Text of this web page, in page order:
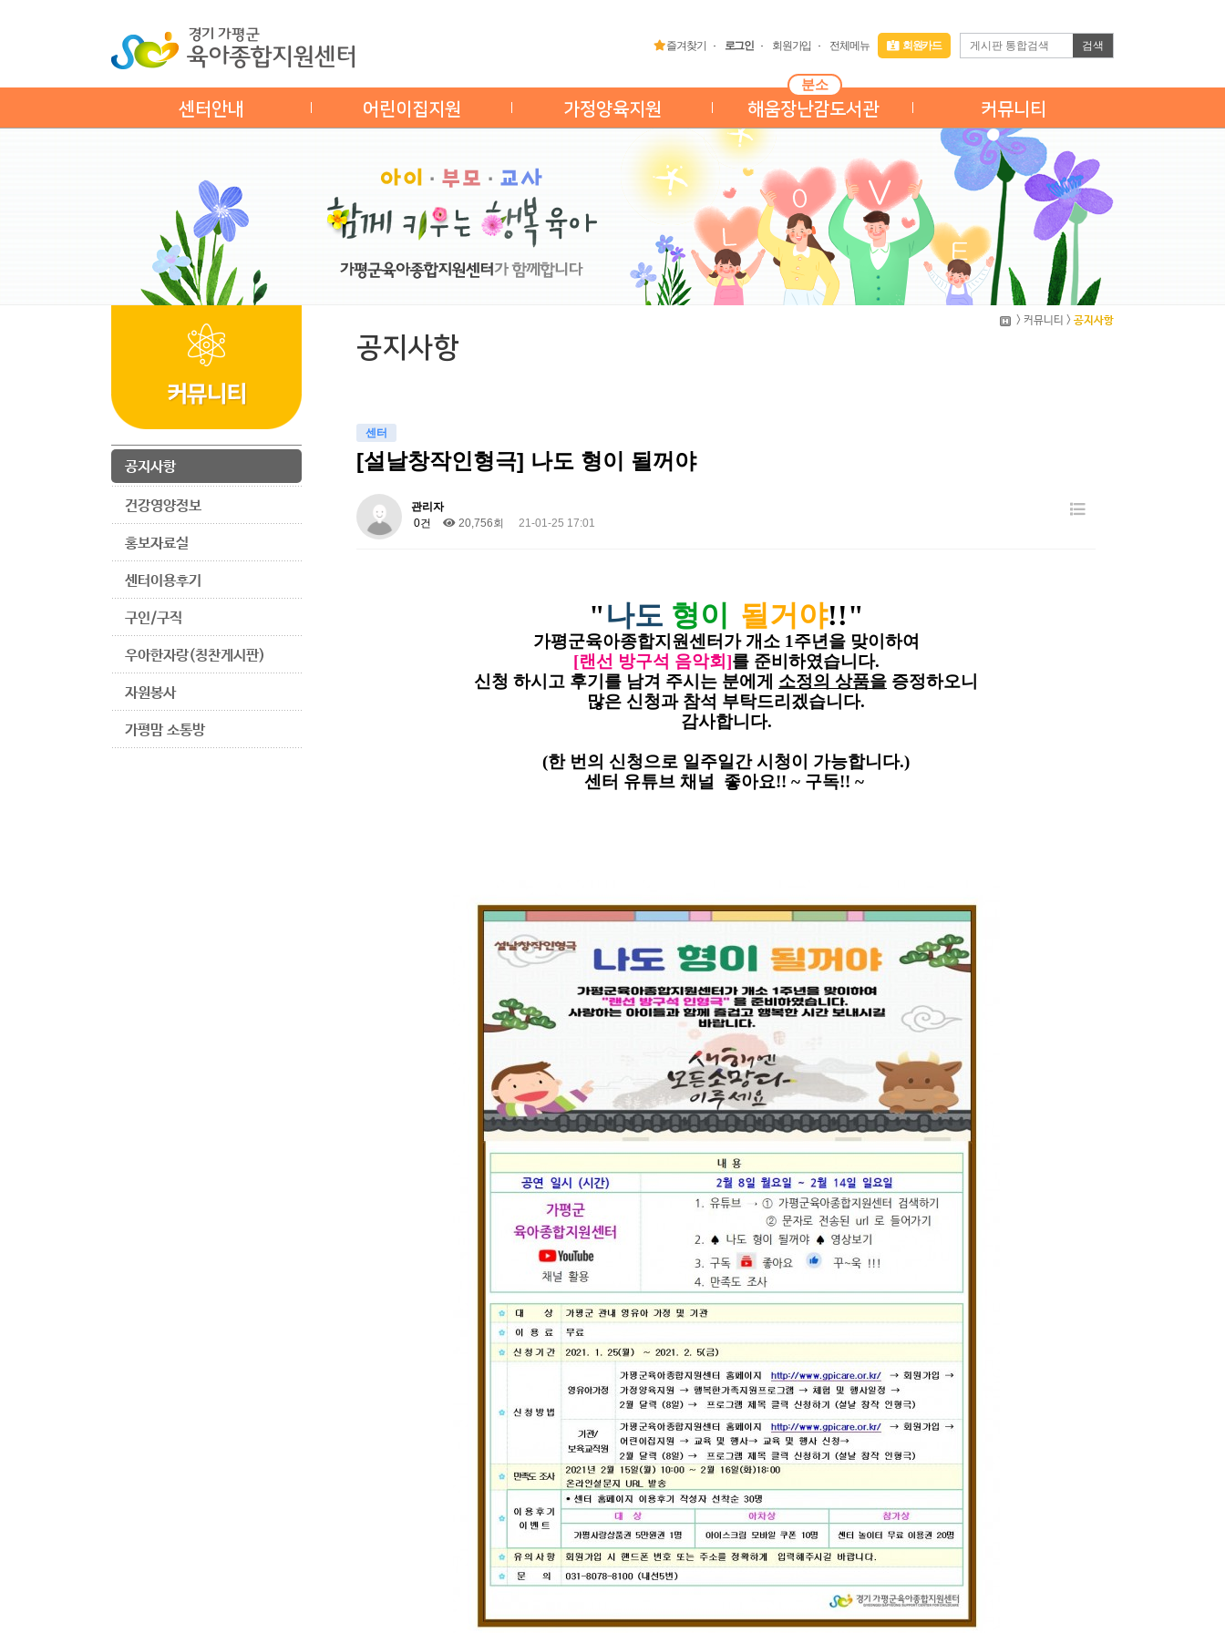
검색
즐겨찾기 로그인 회원가입 전체메뉴 회원카드
센터안내 어린이집지원 가정양육지원
분소
해움장난감도서관 커뮤니티
공지사항
건강영양정보
홍보자료실
센터이용후기
구인/구직
우아한자랑(칭찬게시판)
자원봉사
가평맘 소통방
공지사항
> 커뮤니티 > 공지사항
센터
[설날창작인형극] 나도 형이 될꺼야
관리자
0건
20,756회 21-01-25 17:01
"나도 형이 될거야!!"
가평군육아종합지원센터가 개소 1주년을 맞이하여
[랜선 방구석 음악회]를 준비하였습니다.
신청 하시고 후기를 남겨 주시는 분에게 소정의 상품을 증정하오니
많은 신청과 참석 부탁드리겠습니다.
감사합니다.​
(한 번의 신청으로 일주일간 시청이 가능합니다.)
센터 유튜브 채널 좋아요!! ~ 구독!! ~